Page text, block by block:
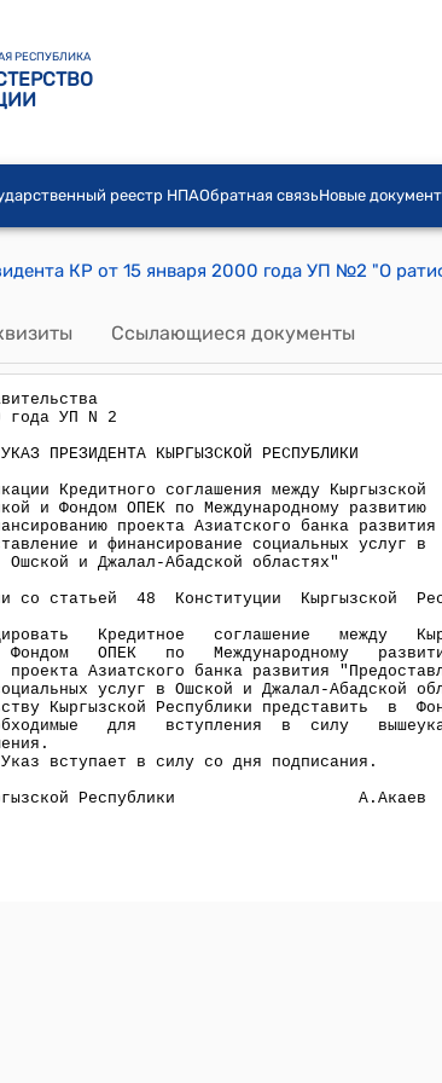
РЕСПУБЛИКА
реестр НПАОбратная связьНовые
Ссылающиеся документы